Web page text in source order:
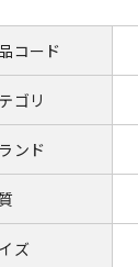
コード
ゴリ
ンド
ズ